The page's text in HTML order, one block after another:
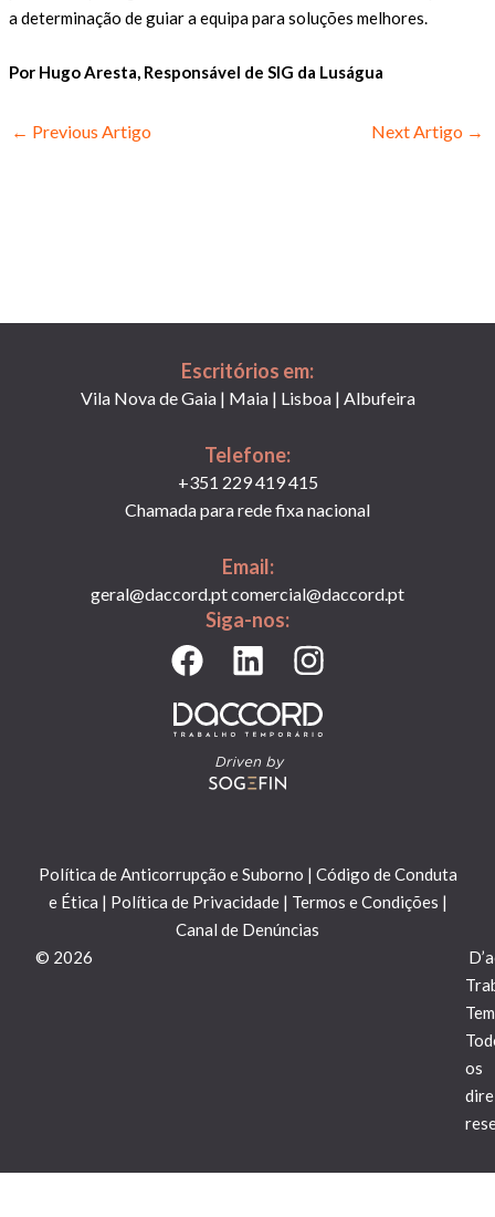
a determinação de guiar a equipa para soluções melhores.
Por Hugo Aresta, Responsável de SIG da Luságua
← Previous Artigo Next Artigo →
Escritórios em:
Vila Nova de Gaia | Maia | Lisboa | Albufeira
Telefone:
+351 229 419 415
Chamada para rede fixa nacional
Email:
Siga-nos:
F
a
c
e
k
L
i
n
k
e
n
I
n
s
t
a
m
Política de Anticorrupção e Suborno | Código de Conduta
e Ética | Política de Privacidade| Termos e Condições |
Canal de Denúncias
© 2026
os